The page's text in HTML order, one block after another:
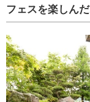
フェスを楽しん